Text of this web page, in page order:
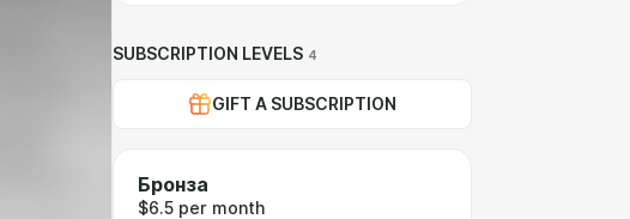
SUBSCRIPTION LEVELS 4
GIFT A SUBSCRIPTION
Бронза
$6.5 per month